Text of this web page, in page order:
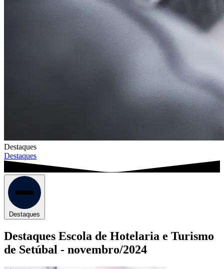
Destaques
Destaques
Destaques
Destaques Escola de Hotelaria e Turismo
de Setúbal - novembro/2024